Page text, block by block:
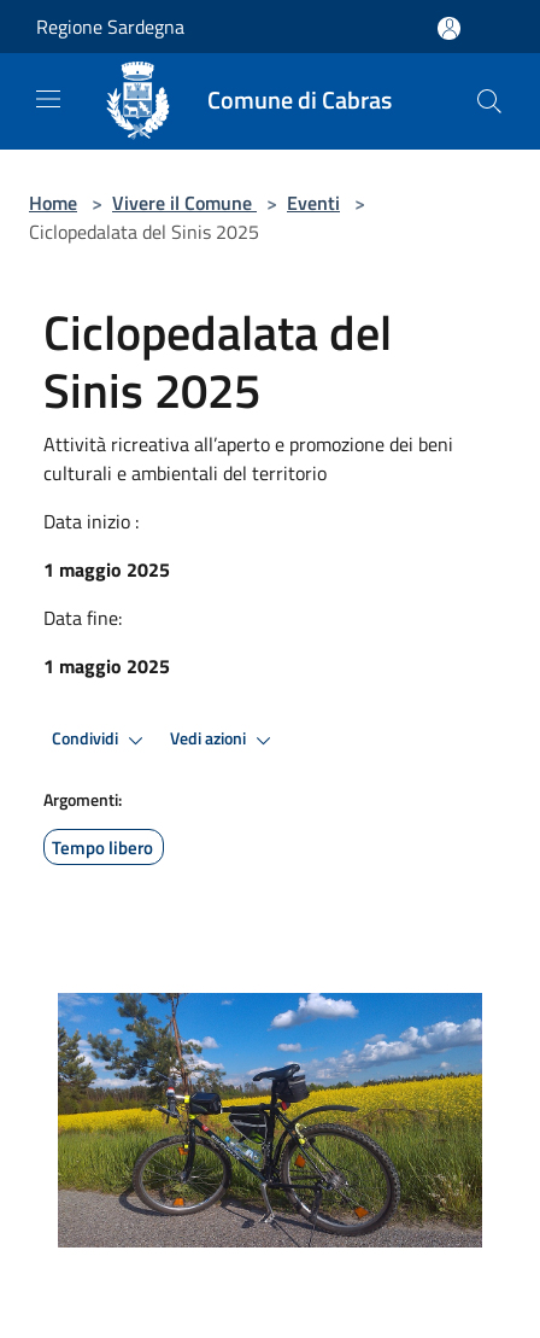
Salta al contenuto principale
Regione Sardegna
Comune di Cabras
Home > Vivere il Comune > Eventi >
Ciclopedalata del Sinis 2025
Ciclopedalata del
Sinis 2025
Attività ricreativa all’aperto e promozione dei beni
culturali e ambientali del territorio
Data inizio :
1 maggio 2025
Data fine:
1 maggio 2025
Condividi Vedi azioni
Argomenti:
Tempo libero